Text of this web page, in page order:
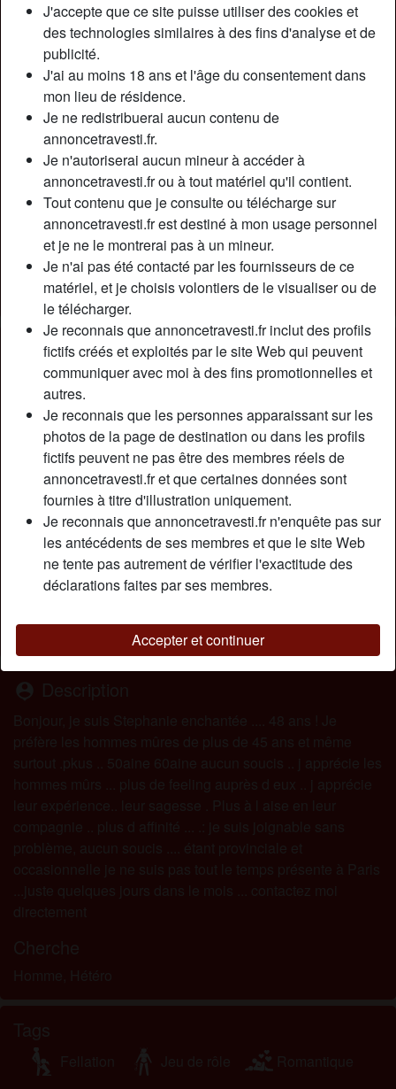
J'accepte que ce site puisse utiliser des cookies et
des technologies similaires à des fins d'analyse et de
publicité.
J'ai au moins 18 ans et l'âge du consentement dans
mon lieu de résidence.
Je ne redistribuerai aucun contenu de
annoncetravesti.fr.
Je n'autoriserai aucun mineur à accéder à
annoncetravesti.fr ou à tout matériel qu'il contient.
Tout contenu que je consulte ou télécharge sur
annoncetravesti.fr est destiné à mon usage personnel
et je ne le montrerai pas à un mineur.
Je n'ai pas été contacté par les fournisseurs de ce
matériel, et je choisis volontiers de le visualiser ou de
le télécharger.
Je reconnais que annoncetravesti.fr inclut des profils
fictifs créés et exploités par le site Web qui peuvent
communiquer avec moi à des fins promotionnelles et
autres.
Je reconnais que les personnes apparaissant sur les
photos de la page de destination ou dans les profils
fictifs peuvent ne pas être des membres réels de
annoncetravesti.fr et que certaines données sont
fournies à titre d'illustration uniquement.
Je reconnais que annoncetravesti.fr n'enquête pas sur
les antécédents de ses membres et que le site Web
ne tente pas autrement de vérifier l'exactitude des
déclarations faites par ses membres.
Accepter et continuer
Nickname:
Steph20St
Âge:
53
Pays:
Département:
Bouches-du-Rhône
Sexe:
Transexuelle
Sexualité:
Bisexuel(le)
Relation:
Célibataire
Couleur des cheveux:
Foncé
Couleur des yeux:
Vert
Taille:
172 cm
Poids:
64 Kg
Oui